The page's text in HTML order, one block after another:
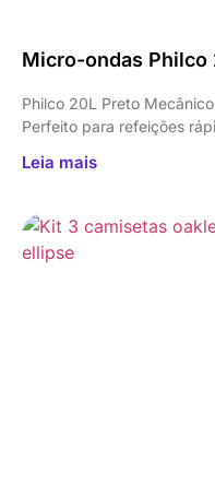
Micro-ondas Philco
Philco 20L Preto
Perfeito para refeições
Leia mais